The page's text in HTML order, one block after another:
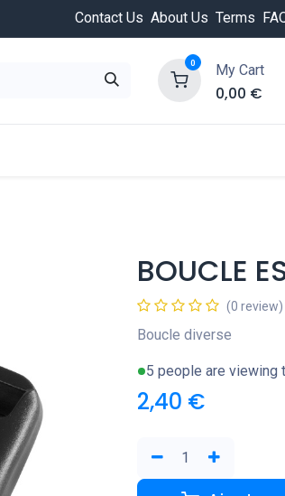
Contact Us About Us Terms
0 My Cart
0,00 €
HOT
BOUCLE
(0 review)
Boucle diverse
5 people are viewing
2,40 €